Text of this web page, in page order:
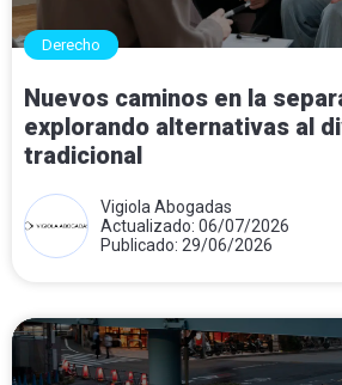
Derecho
Nuevos caminos en la
explorando alternativas al
tradicional
Vigiola Abogadas
Actualizado: 06/07/2026
Publicado: 29/06/2026